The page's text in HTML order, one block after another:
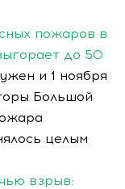
пожаров в
до 50
и 1 ноября
Большой
целым
взрыв: